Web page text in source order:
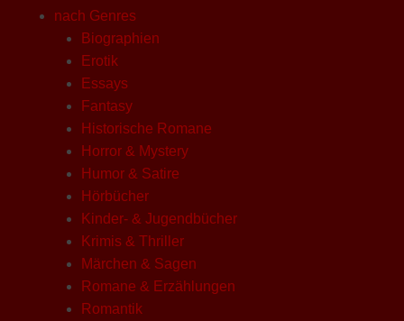
nach Genres
Biographien
Erotik
Essays
Fantasy
Historische Romane
Horror & Mystery
Humor & Satire
Hörbücher
Kinder- & Jugendbücher
Krimis & Thriller
Märchen & Sagen
Romane & Erzählungen
Romantik